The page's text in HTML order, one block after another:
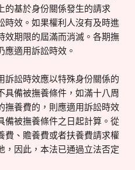
的基於身份關係發生的請求
時效。如果權利人沒有及時進
效期限的屆滿而消滅。各期撫
應適用訴訟時效。
訴訟時效應以特殊身份關係的
具備被撫養條件，如滿十八周
撫養費的，則應適用訴訟時效
備被撫養條件之日起計算。從
費、贍養費或者扶養費請求權
，因此，本法已通過立法否定